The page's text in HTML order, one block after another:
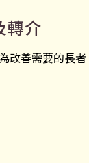
轉介
改善需要的長